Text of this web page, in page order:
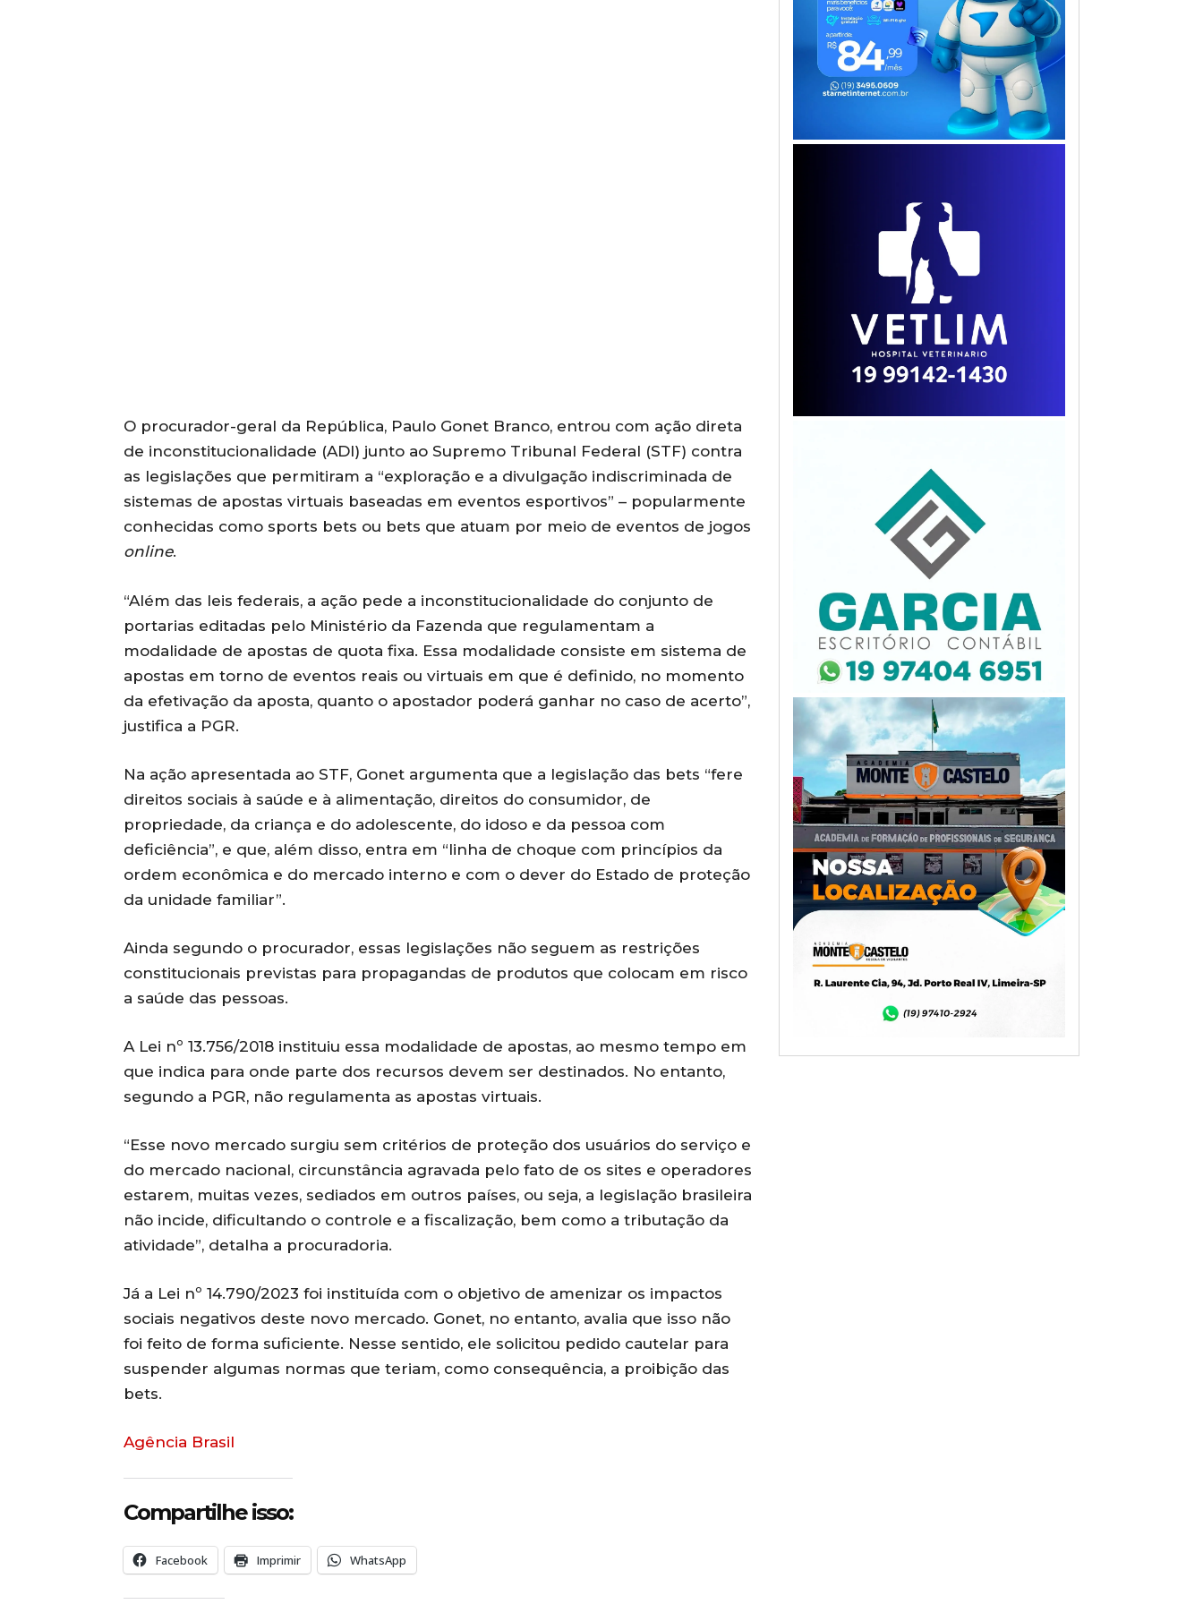
O procurador-geral da República, Paulo Gonet Branco, entrou com ação direta
de inconstitucionalidade (ADI) junto ao Supremo Tribunal Federal (STF) contra
as legislações que permitiram a “exploração e a divulgação indiscriminada de
sistemas de apostas virtuais baseadas em eventos esportivos” – popularmente
conhecidas como sports bets ou bets que atuam por meio de eventos de jogos
online.
“Além das leis federais, a ação pede a inconstitucionalidade do conjunto de
portarias editadas pelo Ministério da Fazenda que regulamentam a
modalidade de apostas de quota fixa. Essa modalidade consiste em sistema de
apostas em torno de eventos reais ou virtuais em que é definido, no momento
da efetivação da aposta, quanto o apostador poderá ganhar no caso de acerto”,
justifica a PGR.
Na ação apresentada ao STF, Gonet argumenta que a legislação das bets “fere
direitos sociais à saúde e à alimentação, direitos do consumidor, de
propriedade, da criança e do adolescente, do idoso e da pessoa com
deficiência”, e que, além disso, entra em “linha de choque com princípios da
ordem econômica e do mercado interno e com o dever do Estado de proteção
da unidade familiar”.
Ainda segundo o procurador, essas legislações não seguem as restrições
constitucionais previstas para propagandas de produtos que colocam em risco
a saúde das pessoas.
A Lei nº 13.756/2018 instituiu essa modalidade de apostas, ao mesmo tempo em
que indica para onde parte dos recursos devem ser destinados. No entanto,
segundo a PGR, não regulamenta as apostas virtuais.
“Esse novo mercado surgiu sem critérios de proteção dos usuários do serviço e
do mercado nacional, circunstância agravada pelo fato de os sites e operadores
estarem, muitas vezes, sediados em outros países, ou seja, a legislação brasileira
não incide, dificultando o controle e a fiscalização, bem como a tributação da
atividade”, detalha a procuradoria.
Já a Lei nº 14.790/2023 foi instituída com o objetivo de amenizar os impactos
sociais negativos deste novo mercado. Gonet, no entanto, avalia que isso não
foi feito de forma suficiente. Nesse sentido, ele solicitou pedido cautelar para
suspender algumas normas que teriam, como consequência, a proibição das
bets.
Agência Brasil
Compartilhe isso:
Facebook Imprimir WhatsApp